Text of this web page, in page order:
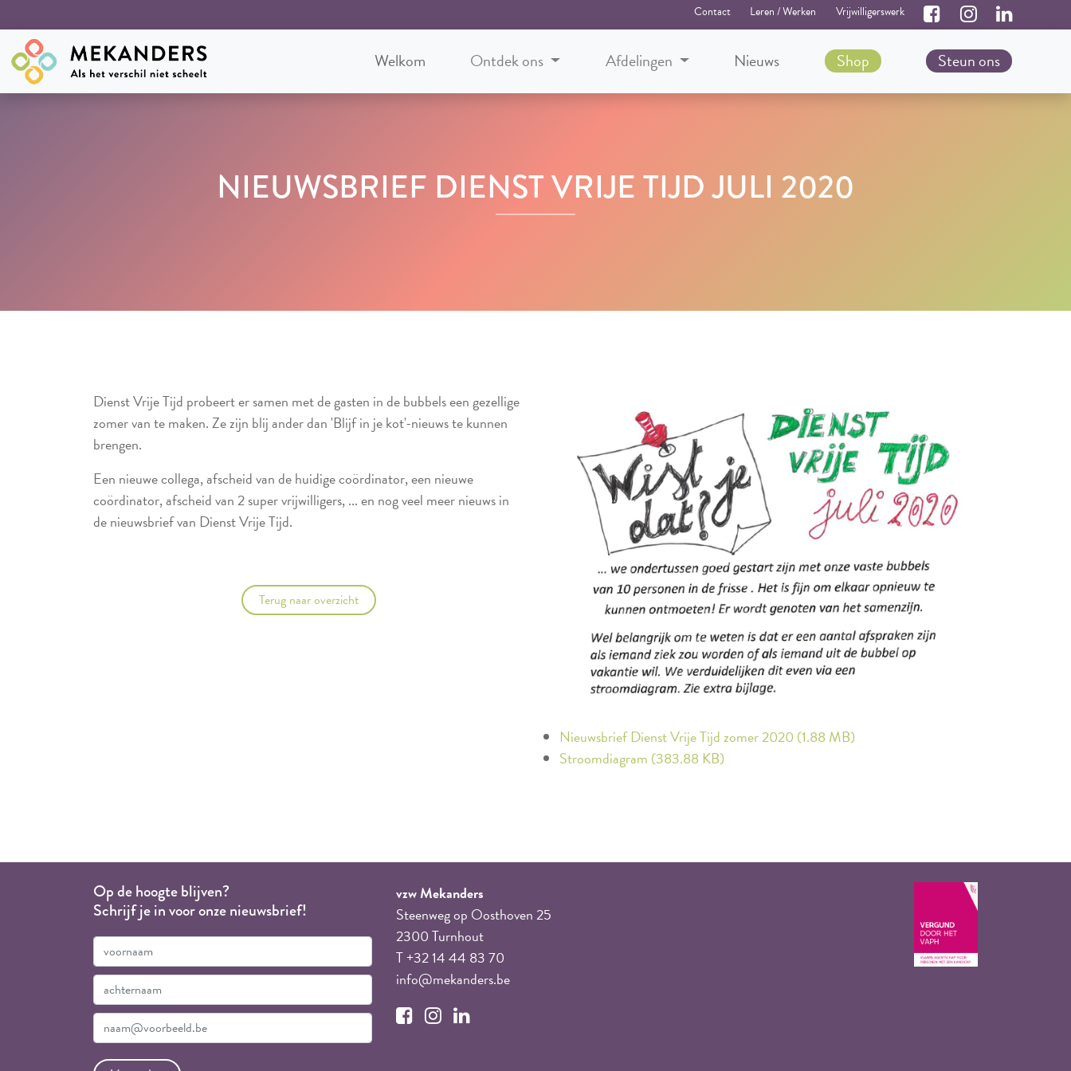
Contact Leren / Werken Vrijwilligerswerk
Welkom Ontdek ons Afdelingen Nieuws Shop Steun ons
NIEUWSBRIEF DIENST VRIJE TIJD JULI 2020
Dienst Vrije Tijd probeert er samen met de gasten in de bubbels een gezellige
zomer van te maken. Ze zijn blij ander dan 'Blijf in je kot'-nieuws te kunnen
brengen.
Een nieuwe collega, afscheid van de huidige coördinator, een nieuwe
coördinator, afscheid van 2 super vrijwilligers, ... en nog veel meer nieuws in
de nieuwsbrief van Dienst Vrije Tijd.
Terug naar overzicht
Nieuwsbrief Dienst Vrije Tijd zomer 2020 (1.88 MB)
Stroomdiagram (383.88 KB)
Op de hoogte blijven?
Schrijf je in voor onze nieuwsbrief!
vzw Mekanders
Steenweg op Oosthoven 25
2300 Turnhout
T +32 14 44 83 70
info@mekanders.be